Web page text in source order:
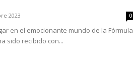
2023 0
en el emocionante mundo de la Fórmula
sido recibido con...